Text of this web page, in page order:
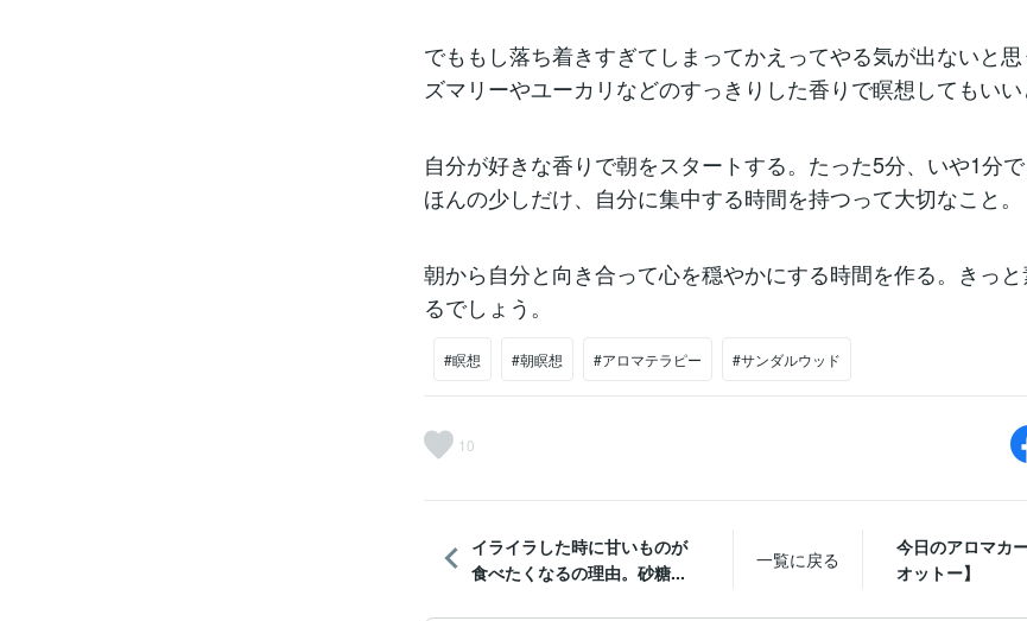
でももし落ち着きすぎてしまってかえってやる気が出ないと
ズマリーやユーカリなどのすっきりした香りで瞑想してもいい
自分が好きな香りで朝をスタートする。たった5分、いや1分で
ほんの少しだけ、自分に集中する時間を持つって大切なこと。
朝から自分と向き合って心を穏やかにする時間を作る。きっ
るでしょう。
#瞑想 #朝瞑想 #アロマテラピー #サンダルウッド
10
イライラした時に甘いものが
食べたくなるの理由。砂糖...
一覧に戻る
今日のアロマカ
オットー】